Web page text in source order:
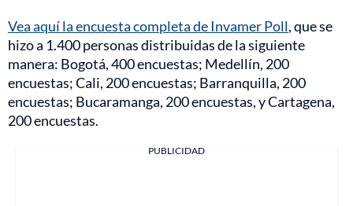
Vea aquí la encuesta completa de Invamer Poll,que se
hizo a 1.400 personas distribuidas de la siguiente
manera: Bogotá, 400 encuestas; Medellín, 200
encuestas; Cali, 200 encuestas; Barranquilla, 200
encuestas; Bucaramanga, 200 encuestas, y Cartagena,
200 encuestas.
PUBLICIDAD